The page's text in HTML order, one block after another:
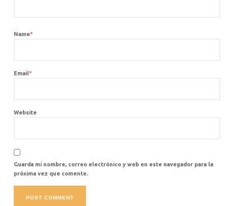
Name*
Email*
Website
Guarda mi nombre, correo electrónico y web en este navegador para la
próxima vez que comente.